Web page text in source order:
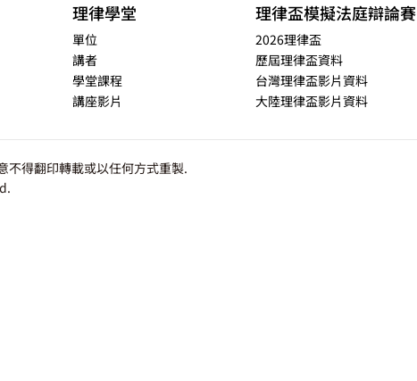
理律學堂
單位
講者
學堂課程
講座影片
理律盃模擬法庭辯論賽
2026理律盃
歷屆理律盃資料
台灣理律盃影片資料
大陸理律盃影片資料
不得翻印轉載或以任何方式重製.